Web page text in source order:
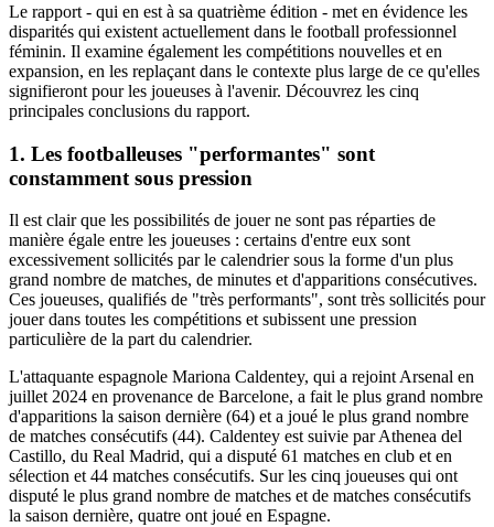
Le rapport - qui en est à sa quatrième édition - met en évidence les
disparités qui existent actuellement dans le football professionnel
féminin. Il examine également les compétitions nouvelles et en
expansion, en les replaçant dans le contexte plus large de ce qu'elles
signifieront pour les joueuses à l'avenir. Découvrez les cinq
principales conclusions du rapport.
1. Les footballeuses "performantes" sont
constamment sous pression
Il est clair que les possibilités de jouer ne sont pas réparties de
manière égale entre les joueuses : certains d'entre eux sont
excessivement sollicités par le calendrier sous la forme d'un plus
grand nombre de matches, de minutes et d'apparitions consécutives.
Ces joueuses, qualifiés de "très performants", sont très sollicités pour
jouer dans toutes les compétitions et subissent une pression
particulière de la part du calendrier.
L'attaquante espagnole Mariona Caldentey, qui a rejoint Arsenal en
juillet 2024 en provenance de Barcelone, a fait le plus grand nombre
d'apparitions la saison dernière (64) et a joué le plus grand nombre
de matches consécutifs (44). Caldentey est suivie par Athenea del
Castillo, du Real Madrid, qui a disputé 61 matches en club et en
sélection et 44 matches consécutifs. Sur les cinq joueuses qui ont
disputé le plus grand nombre de matches et de matches consécutifs
la saison dernière, quatre ont joué en Espagne.